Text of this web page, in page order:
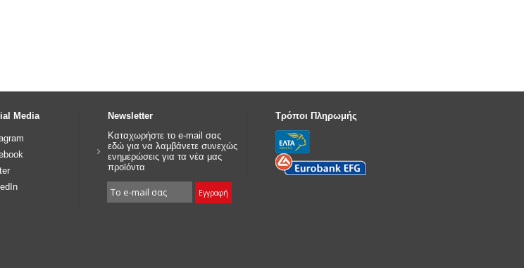
Media
Newsletter
Καταχωρήστε το e-mail σας
εδώ για να λαμβάνετε συνεχώς
ενημερώσεις για τα νέα μας
προϊόντα
Τρόποι Πληρωμής